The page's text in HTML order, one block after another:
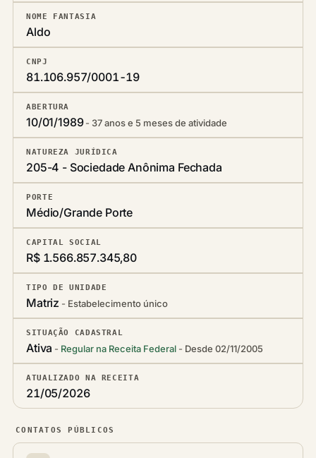
NOME FANTASIA
Aldo
CNPJ
81.106.957/0001-19
ABERTURA
10/01/1989 37 anos e 5 meses de atividade
NATUREZA JURÍDICA
205-4 - Sociedade Anônima Fechada
PORTE
Médio/Grande Porte
CAPITAL SOCIAL
R$ 1.566.857.345,80
TIPO DE UNIDADE
Matriz Estabelecimento único
SITUAÇÃO CADASTRAL
Ativa Regular na Receita Federal Desde 02/11/2005
ATUALIZADO NA RECEITA
21/05/2026
CONTATOS PÚBLICOS